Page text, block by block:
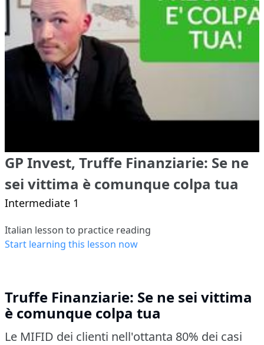
GP Invest, Truffe Finanziarie: Se ne
sei vittima è comunque colpa tua
Intermediate 1
Italian lesson to practice reading
Start learning this lesson now
Truffe Finanziarie: Se ne sei vittima
è comunque colpa tua
Le MIFID dei clienti nell'ottanta 80% dei casi